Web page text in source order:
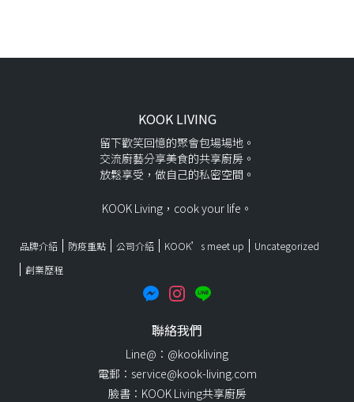
KOOK LIVING
留下歡笑回憶的聚會包場場地。
交流廚藝分享美食的共享廚房。
放鬆享受，做自己的私密空間。
KOOK Living，cook your life。
品牌介紹 防疫重點 公司介紹 KOOK’s meet up
Uncategorized
創業歷程
聯絡我們
Line@：@kookliving
電郵：service@kook-living.com
臉書：KOOK Living共享廚房